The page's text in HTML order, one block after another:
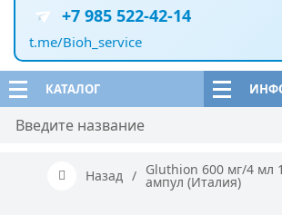
КАТАЛОГ
+7 985 522-42-14
t.me/Bioh_service
Назад / Gluthion 600 мг/4 мл
ампул (Италия)